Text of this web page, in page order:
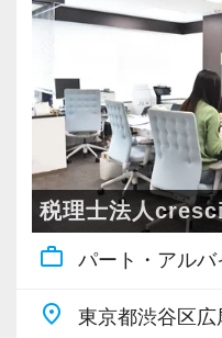
を持っていけるよう
最初は自信が無くて
す。
一緒に事務所を盛
ちしています！
【こんな方を求めて
・情熱を持って仕事
・責任感を持って仕
しています。
若いメンバーが多
る気に満ちあふれて
自主性がある方に
もご用意するので、
い目標がある方は、
さい！
【ご紹介が多い安定
も、スピーディーな
会計事務所経験者の
ていただき、早い
ジメント業務にも挑
験・知識を活かしな
でキャリアアップを
【対象業種100種以
税理士法人
work_outline パート・アルバ
place 東京都渋谷区